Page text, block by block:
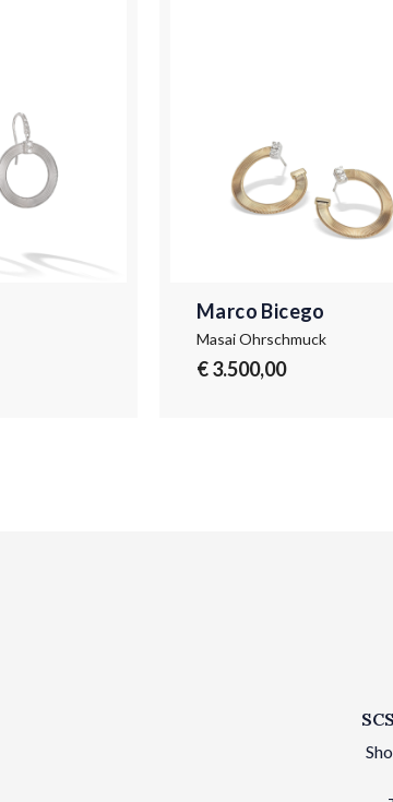
Marco Bicego
Masai Ohrschmuck
€ 3.500,00